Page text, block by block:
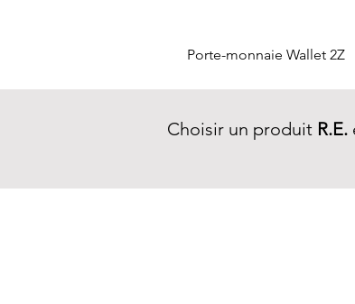
Porte-monnaie Wallet 2Z
Choisir un produit R.E.